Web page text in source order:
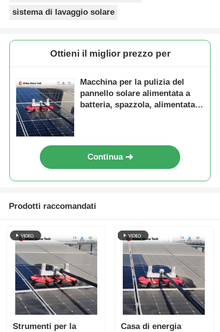
sistema di lavaggio solare
Ottieni il miglior prezzo per
Macchina per la pulizia del
pannello solare alimentata a
batteria, spazzola, alimentata
Continua
Prodotti raccomandati
Strumenti per la
Casa di energia